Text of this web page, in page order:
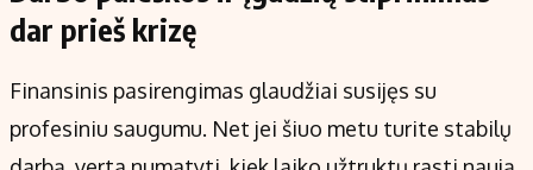
dar prieš krizę
Finansinis pasirengimas glaudžiai susijęs su
profesiniu saugumu. Net jei šiuo metu turite stabilų